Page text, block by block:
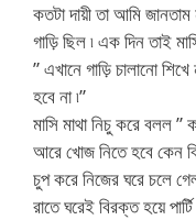
কতটা দায়ী তা আমি
গাড়ি ছিল ৷ এক দিন তাই
” এখানে গাড়ি চালানো
হবে না ৷”
মাসি মাথা নিচু করে বলল
আরে খোজ নিতে হবে কেন
চুপ করে নিজের ঘরে চলে
রাতে ঘরেই বিরক্ত হয়ে